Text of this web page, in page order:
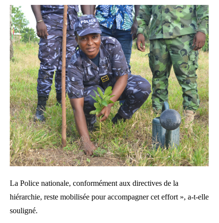
La Police nationale, conformément aux directives de la
hiérarchie, reste mobilisée pour accompagner cet effort », a-t-elle
souligné.